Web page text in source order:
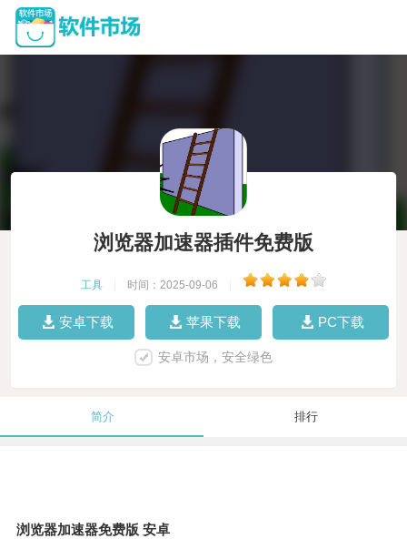
浏览器加速器插件免费版
工具 时间：2025-09-06
安卓下载 苹果下载 PC下载
安卓市场，安全绿色
简介 排行
浏览器加速器免费版 安卓